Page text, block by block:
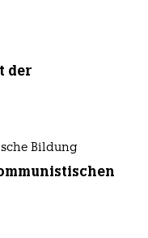
der
Bildung